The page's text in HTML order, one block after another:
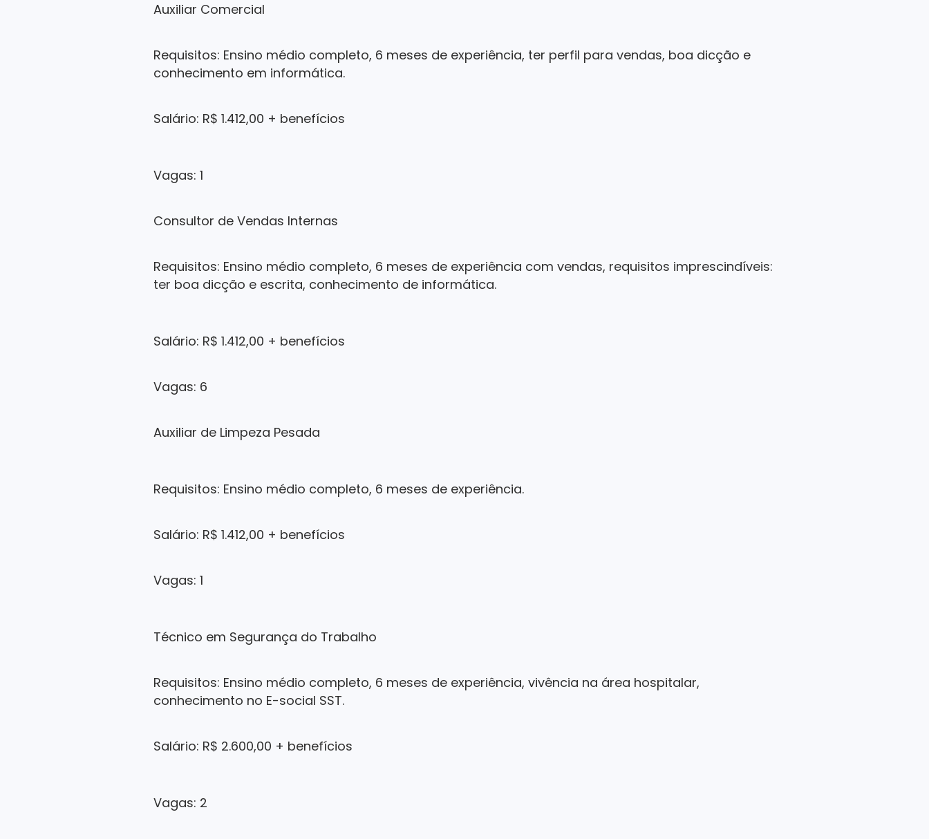
Auxiliar Comercial
Requisitos: Ensino médio completo, 6 meses de experiência, ter perfil para vendas, boa dicção e
conhecimento em informática.
Salário: R$ 1.412,00 + benefícios
Vagas: 1
Consultor de Vendas Internas
Requisitos: Ensino médio completo, 6 meses de experiência com vendas, requisitos imprescindíveis:
ter boa dicção e escrita, conhecimento de informática.
Salário: R$ 1.412,00 + benefícios
Vagas: 6
Auxiliar de Limpeza Pesada
Requisitos: Ensino médio completo, 6 meses de experiência.
Salário: R$ 1.412,00 + benefícios
Vagas: 1
Técnico em Segurança do Trabalho
Requisitos: Ensino médio completo, 6 meses de experiência, vivência na área hospitalar,
conhecimento no E-social SST.
Salário: R$ 2.600,00 + benefícios
Vagas: 2